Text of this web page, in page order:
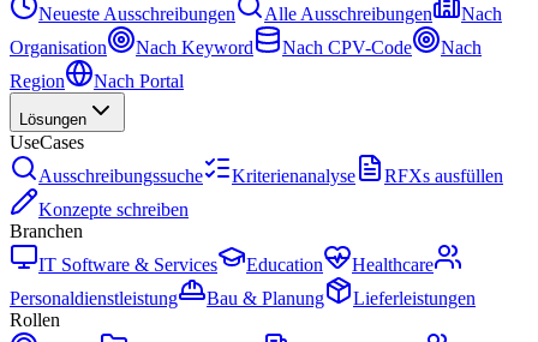
Neueste Ausschreibungen Alle Ausschreibungen
Nach
Organisation
Nach Keyword Nach CPV-Code
Nach
Region
Nach Portal
Lösungen
UseCases
Ausschreibungssuche
Kriterienanalyse
RFXs ausfüllen
Konzepte schreiben
Branchen
IT Software & Services
Education
Healthcare
Personaldienstleistung
Bau & Planung
Lieferleistungen
Rollen